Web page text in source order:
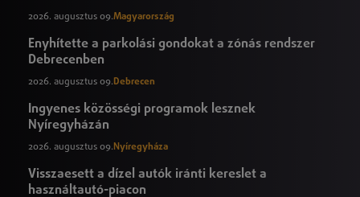
2026. augusztus 09.Magyarország
Enyhítette a parkolási gondokat a zónás rendszer
Debrecenben
2026. augusztus 09.Debrecen
Ingyenes közösségi programok lesznek
Nyíregyházán
2026. augusztus 09. Nyíregyháza
Visszaesett a dízel autók iránti kereslet a
használtautó-piacon